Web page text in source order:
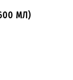
МЛ)